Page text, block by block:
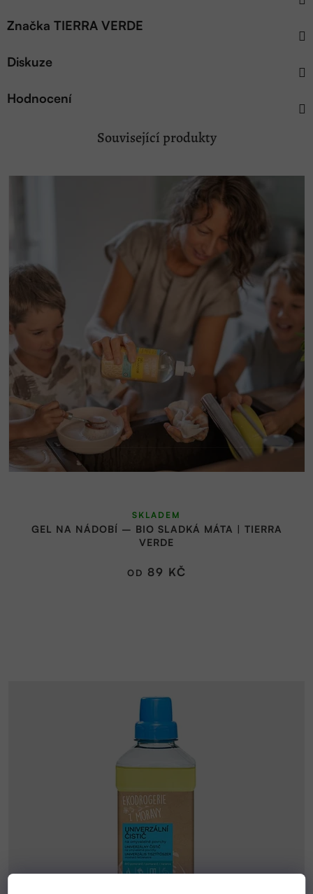
Značka TIERRA VERDE
Diskuze
Hodnocení
Související produkty
GEL NA NÁDOBÍ – BIO SLADKÁ MÁTA | TIERRA
VERDE
SKLADEM
OD 89 KČ